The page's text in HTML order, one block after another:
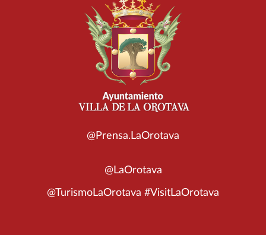
@Prensa.LaOrotava
@LaOrotava
@TurismoLaOrotava #VisitLaOrotava